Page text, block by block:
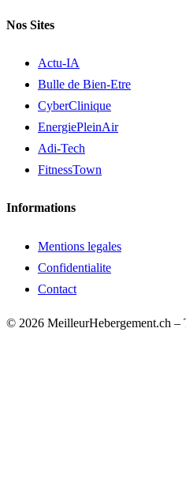
Nos Sites
Actu-IA
Bulle de Bien-Etre
CyberClinique
EnergiePleinAir
Adi-Tech
FitnessTown
Informations
Mentions legales
Confidentialite
Contact
© 2026 MeilleurHebergement.ch –